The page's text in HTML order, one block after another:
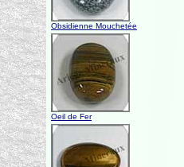
Obsidienne Mouchetée
Oeil de Fer